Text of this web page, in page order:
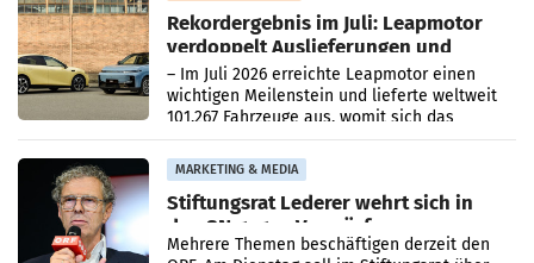
Rekordergebnis im Juli: Leapmotor
verdoppelt Auslieferungen und
überschreitet die 100.000er-Marke
– Im Juli 2026 erreichte Leapmotor einen
wichtigen Meilenstein und lieferte weltweit
101.267 Fahrzeuge aus, womit sich das
Ergebnis gegenüber Juli 2025 mehr als
verdoppelte (+102
MARKETING & MEDIA
Stiftungsrat Lederer wehrt sich in
den SN gegen Vorwürfe
Mehrere Themen beschäftigen derzeit den